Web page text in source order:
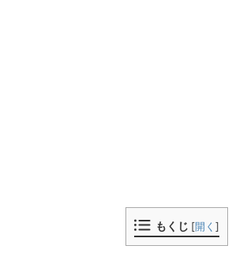
もくじ [開く ]